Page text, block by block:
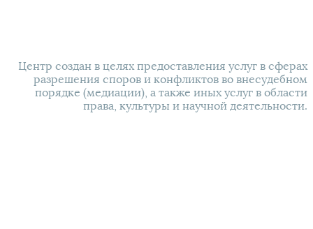
Центр создан в целях предоставления услуг в сферах
разрешения споров и конфликтов во внесудебном
порядке (медиации), а также иных услуг в области
права, культуры и научной деятельности.